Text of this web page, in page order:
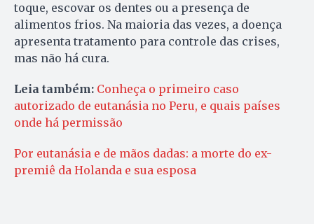
toque, escovar os dentes ou a presença de
alimentos frios. Na maioria das vezes, a doença
apresenta tratamento para controle das crises,
mas não há cura.
Leia também: Conheça o primeiro caso
autorizado de eutanásia no Peru, e quais países
onde há permissão
Por eutanásia e de mãos dadas: a morte do ex-
premiê da Holanda e sua esposa